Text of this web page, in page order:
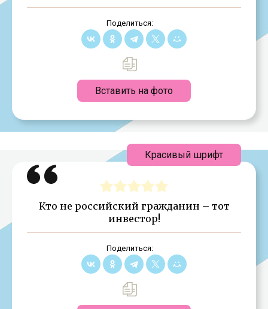
Поделиться:
Вставить на фото
Кто не российский гражданин – тот
инвестор!
Поделиться:
Красивый шрифт